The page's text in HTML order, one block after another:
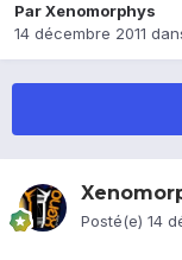
ParXenomorphys
14 décembre 2011
Posté(e) 14